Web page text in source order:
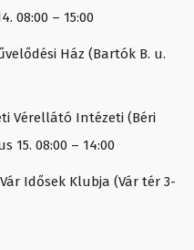
08:00 – 15:00
Ház (Bartók B. u.
Vérellátó Intézeti (Béri
15. 08:00 – 14:00
Idősek Klubja (Vár tér 3-